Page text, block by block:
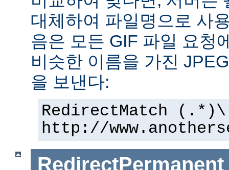
대체하여 파일명으로 사
음은 모든 GIF 파일 요청
비슷한 이름을 가진
을 보낸다:
RedirectMatch
http://
RedirectPermanent